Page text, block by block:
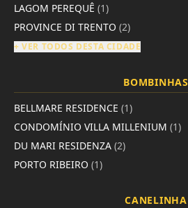
LAGOM PEREQUÊ (1)
PROVINCE DI TRENTO (2)
+ VER TODOS DESTA CIDADE
BOMBINHAS
BELLMARE RESIDENCE (1)
CONDOMÍNIO VILLA MILLENIUM (1)
DU MARI RESIDENZA (2)
PORTO RIBEIRO (1)
CANELINHA